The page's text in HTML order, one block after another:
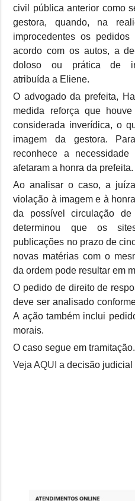
civil pública anterior como
gestora, quando, na
improcedentes os
acordo com os autos, a
doloso ou prática de
atribuída a Eliene.
O advogado da prefeita,
medida reforça que
considerada inverídica, o
imagem da gestora.
reconhece a
afetaram a honra da prefeita.
Ao analisar o caso, a
violação à imagem e à
da possível circulação
determinou que os
publicações no prazo de
novas matérias com o
da ordem pode resultar em
O pedido de direito de
deve ser analisado
A ação também inclui
morais.
O caso segue em tramitação.
Veja AQUI a decisão judicial